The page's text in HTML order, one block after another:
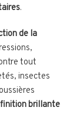
.
de la
tout
insectes
finition brillante